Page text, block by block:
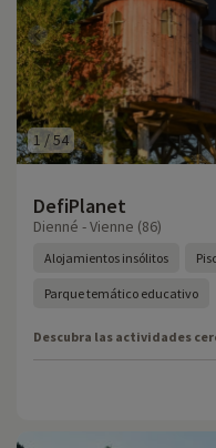
1 /54
DefiPlanet
Dienné - Vienne (86)
Alojamientos insólitos
Parque temático educativo
Descubra las actividades